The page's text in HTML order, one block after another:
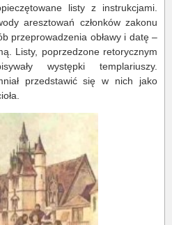
listy z instrukcjami.
aresztowań członków zakonu
przeprowadzenia obławy i datę –
Listy, poprzedzone retorycznym
występki templariuszy.
przedstawić się w nich jako